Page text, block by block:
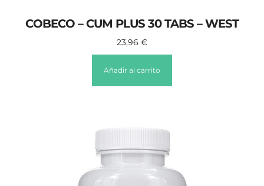
COBECO – CUM PLUS 30 TABS – WEST
23,96 €
Añadir al carrito